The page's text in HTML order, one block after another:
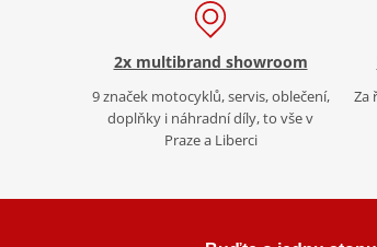
2x multibrand showroom
9 značek motocyklů, servis, oblečení,
doplňky i náhradní díly, to vše v
Praze a Liberci
Za